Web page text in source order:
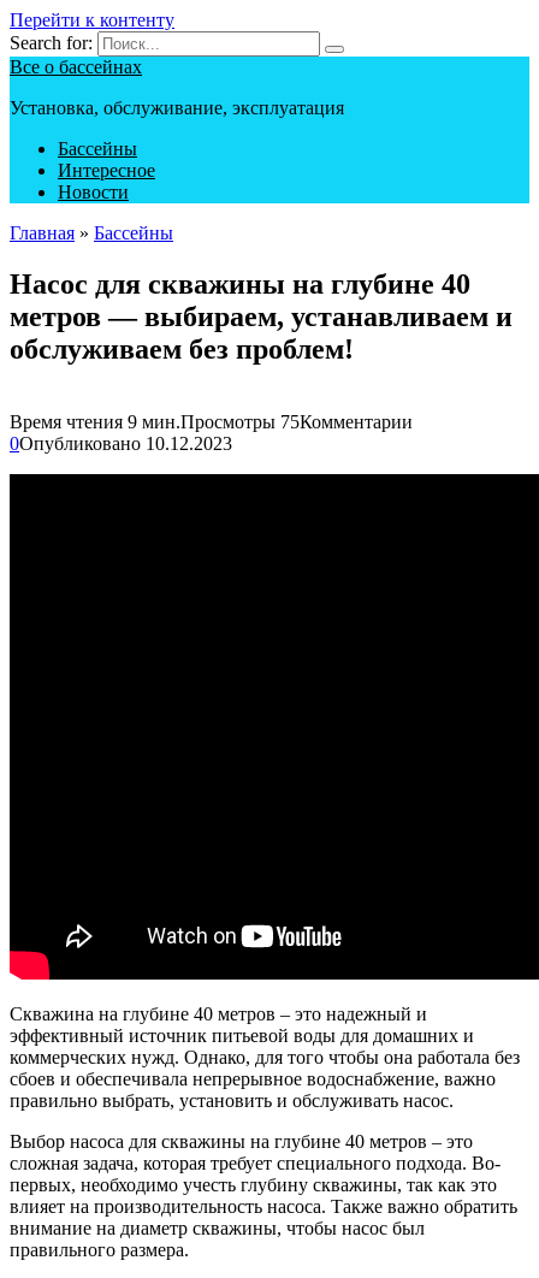
Перейти к контенту
Search for:
Все о бассейнах
Установка, обслуживание, эксплуатация
Бассейны
Интересное
Новости
Главная » Бассейны
Насос для скважины на глубине 40
метров — выбираем, устанавливаем и
обслуживаем без проблем!
Время чтения 9 мин.Просмотры 75Комментарии
0Опубликовано 10.12.2023
Скважина на глубине 40 метров – это надежный и
эффективный источник питьевой воды для домашних и
коммерческих нужд. Однако, для того чтобы она работала без
сбоев и обеспечивала непрерывное водоснабжение, важно
правильно выбрать, установить и обслуживать насос.
Выбор насоса для скважины на глубине 40 метров – это
сложная задача, которая требует специального подхода. Во-
первых, необходимо учесть глубину скважины, так как это
влияет на производительность насоса. Также важно обратить
внимание на диаметр скважины, чтобы насос был
правильного размера.